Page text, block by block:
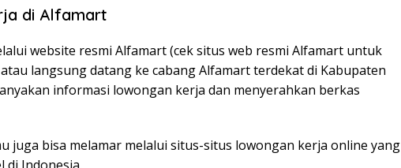
di Alfamart
website resmi Alfamart (cek situs web resmi Alfamart untuk
langsung datang ke cabang Alfamart terdekat di Kabupaten
informasi lowongan kerja dan menyerahkan berkas
juga bisa melamar melalui situs-situs lowongan kerja online yang